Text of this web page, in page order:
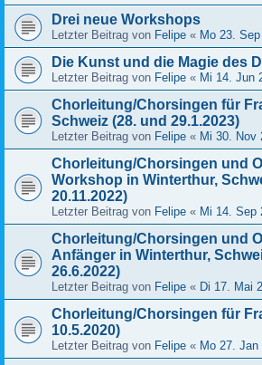
Drei neue Workshops
Letzter Beitrag von Felipe « Mo 23.
Die Kunst und die Magie des
Letzter Beitrag von Felipe « Mi 14. Jun
Chorleitung/Chorsingen für
Schweiz (28. und 29.1.2023)
Letzter Beitrag von Felipe « Mi 30. Nov
Chorleitung/Chorsingen und
Workshop in Winterthur,
20.11.2022)
Letzter Beitrag von Felipe « Mi 14. Sep
Chorleitung/Chorsingen und
Anfänger in Winterthur,
26.6.2022)
Letzter Beitrag von Felipe « Di 17. Mai
Chorleitung/Chorsingen für
10.5.2020)
Letzter Beitrag von Felipe « Mo 27.